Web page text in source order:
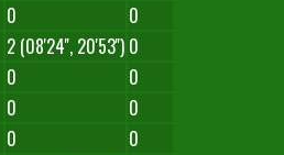
0
0
2 (08'24'', 20'53'') 0
0
0
0
0
0
0